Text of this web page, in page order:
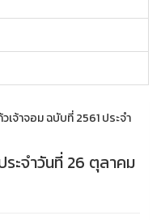
เจ้าจอม ฉบับที่ 2561 ประจำ
ระจำวันที่ 26 ตุลาคม